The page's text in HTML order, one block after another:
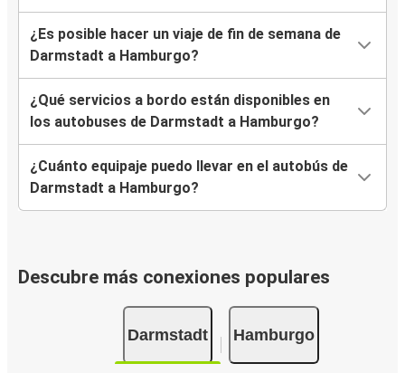
¿Es posible hacer un viaje de fin de semana de
Darmstadt a Hamburgo?
¿Qué servicios a bordo están disponibles en
los autobuses de Darmstadt a Hamburgo?
¿Cuánto equipaje puedo llevar en el autobús de
Darmstadt a Hamburgo?
Descubre más conexiones populares
Darmstadt Hamburgo